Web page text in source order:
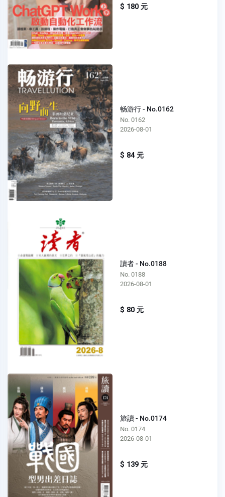
$ 180 元
畅游行 - No.0162
No. 0162
2026-08-01
$ 84 元
讀者 - No.0188
No. 0188
2026-08-01
$ 80 元
旅讀 - No.0174
No. 0174
2026-08-01
$ 139 元